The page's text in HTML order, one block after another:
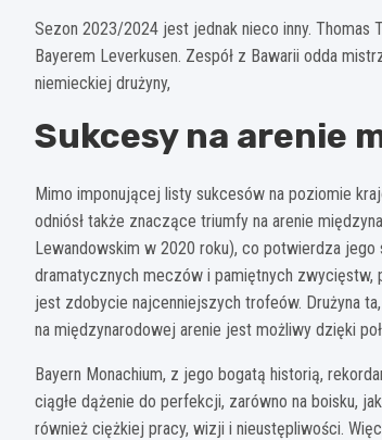
Sezon 2023/2024 jest jednak nieco inny. Thomas
Bayerem Leverkusen. Zespół z Bawarii odda
niemieckiej drużyny,
Sukcesy na arenie
Mimo imponującej listy sukcesów na poziomie
odniósł także znaczące triumfy na arenie
Lewandowskim w 2020 roku), co potwierdza jego
dramatycznych meczów i pamiętnych zwycięstw,
jest zdobycie najcenniejszych trofeów. Drużyna
na międzynarodowej arenie jest możliwy dzięki
Bayern Monachium, z jego bogatą historią,
ciągłe dążenie do perfekcji, zarówno na boisku,
również ciężkiej pracy, wizji i nieustępliwości.